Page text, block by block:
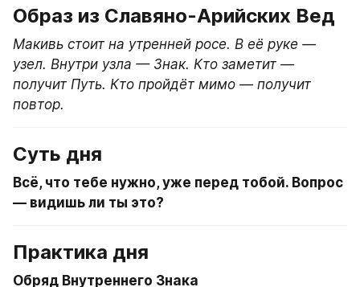
Образ из Славяно-Арийских Вед
Макивь стоит на утренней росе. В её руке —
узел. Внутри узла — Знак. Кто заметит —
получит Путь. Кто пройдёт мимо — получит
повтор.
Суть дня
Всё, что тебе нужно, уже перед тобой. Вопрос
— видишь ли ты это?
Практика дня
Обряд Внутреннего Знака